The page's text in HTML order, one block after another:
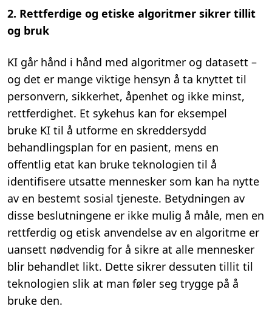
2. Rettferdige og etiske algoritmer sikrer tillit
og bruk
KI går hånd i hånd med algoritmer og datasett –
og det er mange viktige hensyn å ta knyttet til
personvern, sikkerhet, åpenhet og ikke minst,
rettferdighet. Et sykehus kan for eksempel
bruke KI til å utforme en skreddersydd
behandlingsplan for en pasient, mens en
offentlig etat kan bruke teknologien til å
identifisere utsatte mennesker som kan ha nytte
av en bestemt sosial tjeneste. Betydningen av
disse beslutningene er ikke mulig å måle, men en
rettferdig og etisk anvendelse av en algoritme er
uansett nødvendig for å sikre at alle mennesker
blir behandlet likt. Dette sikrer dessuten tillit til
teknologien slik at man føler seg trygge på å
bruke den.